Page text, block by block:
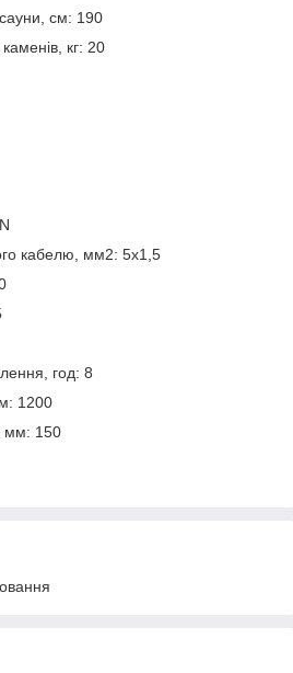
см: 190
кг: 20
кабелю, мм2: 5x1,5
год: 8
1200
мм: 150